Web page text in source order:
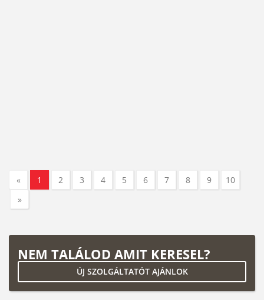
« 1 2 3 4 5 6 7 8 9
10
»
NEM TALÁLOD AMIT KERESEL?
ÚJ SZOLGÁLTATÓT AJÁNLOK